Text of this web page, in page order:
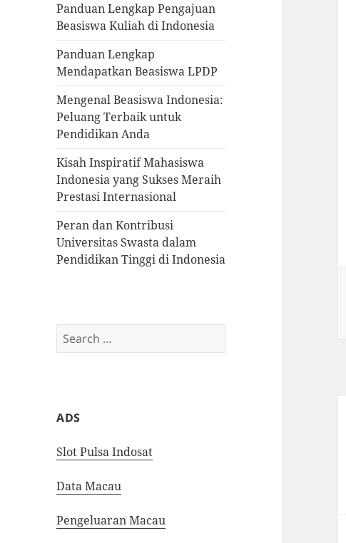
Panduan Lengkap Pengajuan
Beasiswa Kuliah di Indonesia
Panduan Lengkap
Mendapatkan Beasiswa LPDP
Mengenal Beasiswa Indonesia:
Peluang Terbaik untuk
Pendidikan Anda
Kisah Inspiratif Mahasiswa
Indonesia yang Sukses Meraih
Prestasi Internasional
Peran dan Kontribusi
Universitas Swasta dalam
Pendidikan Tinggi di Indonesia
Search
for:
ADS
Slot Pulsa Indosat
Data Macau
Pengeluaran Macau